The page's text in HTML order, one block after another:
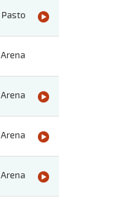
Pasto
Arena
Arena
Arena
Arena